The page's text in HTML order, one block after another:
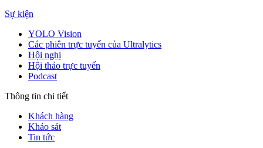
Sự kiện
YOLO Vision
Các phiên trực tuyến của Ultralytics
Hội nghị
Hội thảo trực tuyến
Podcast
Thông tin chi tiết
Khách hàng
Khảo sát
Tin tức